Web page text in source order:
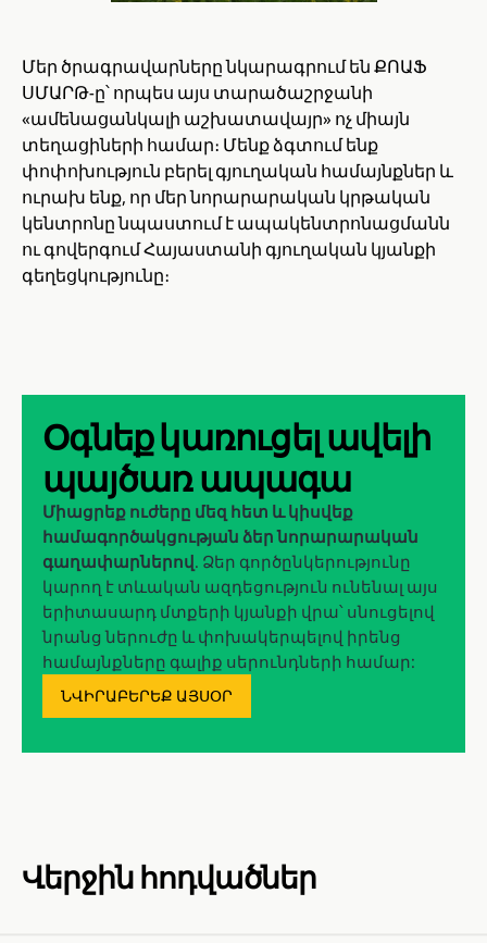
Մեր ծրագրավարները նկարագրում են ՔՈԱՖ
ՍՄԱՐԹ-ը՝ որպես այս տարածաշրջանի
«ամենացանկալի աշխատավայր» ոչ միայն
տեղացիների համար։ Մենք ձգտում ենք
փոփոխություն բերել գյուղական համայնքներ և
ուրախ ենք, որ մեր նորարարական կրթական
կենտրոնը նպաստում է ապակենտրոնացմանն
ու գովերգում Հայաստանի գյուղական կյանքի
գեղեցկությունը։
Օգնեք կառուցել ավելի
պայծառ ապագա
Միացրեք ուժերը մեզ հետ և կիսվեք
համագործակցության ձեր նորարարական
գաղափարներով. Ձեր գործընկերությունը
կարող է տևական ազդեցություն ունենալ այս
երիտասարդ մտքերի կյանքի վրա՝ սնուցելով
նրանց ներուժը և փոխակերպելով իրենց
համայնքները գալիք սերունդների համար:
ՆՎԻՐԱԲԵՐԵՔ ԱՅՍՕՐ
Վերջին հոդվածներ